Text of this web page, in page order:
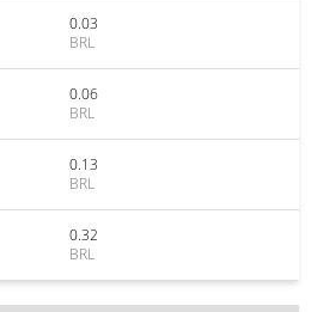
0.03
BRL
0.06
BRL
0.13
BRL
0.32
BRL